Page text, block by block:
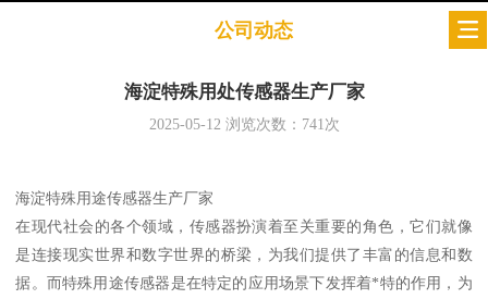
公司动态
海淀特殊用处传感器生产厂家
2025-05-12 浏览次数： 741次
海淀特殊用途传感器生产厂家
在现代社会的各个领域，传感器扮演着至关重要的角色，它们就像
是连接现实世界和数字世界的桥梁，为我们提供了丰富的信息和数
据。而特殊用途传感器是在特定的应用场景下发挥着*特的作用，为